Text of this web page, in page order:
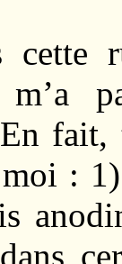
cette
moi :